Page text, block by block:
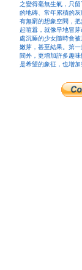
之變得毫無生氣，只
的地磚、常年累積的
有無窮的想象空間，
起喧囂，就像旱地冒
處沉睡的少女隨時會
嫩芽，甚至結果。第
間外，更增加許多趣
是希望的象征，也增加